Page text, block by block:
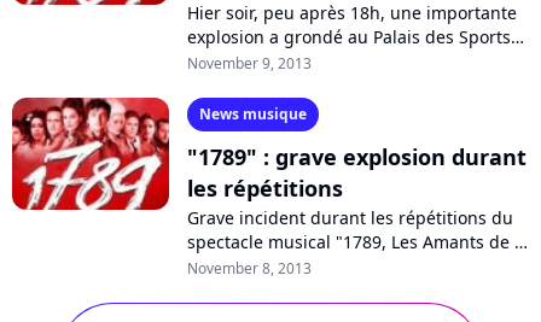
Hier soir, peu après 18h, une importante
explosion a grondé au Palais des Sports
de Paris, dans le 15ème arrondissement,
November 9, 2013
News musique
"1789" : grave explosion durant
les répétitions
Grave incident durant les répétitions du
spectacle musical "1789, Les Amants de la
Bastille". L'explosion accidentelle d'un
November 8, 2013